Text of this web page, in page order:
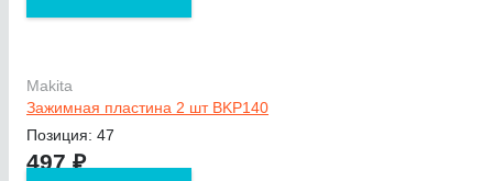
Makita
Зажимная пластина 2 шт BKP140
Позиция: 47
497₽